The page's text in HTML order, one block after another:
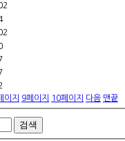
이지 9페이지 10페이지 다음 맨끝